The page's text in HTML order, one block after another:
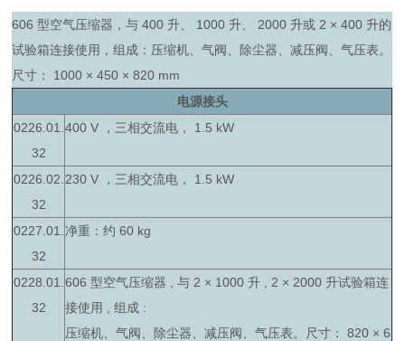
606 型空气压缩器，与 400 升、 1000 升、 2000 升或 2 × 400 升的
试验箱连接使用，组成：压缩机、气阀、除尘器、减压阀、气压表。
尺寸： 1000 × 450 × 820 mm
电源接头
0226.01.
32
400 V ，三相交流电， 1.5 kW
0226.02.
32
230 V ，三相交流电， 1.5 kW
0227.01.
32
净重：约 60 kg
0228.01.
32
606 型空气压缩器 , 与 2 × 1000 升 , 2 × 2000 升试验箱连
接使用 , 组成 :
压缩机、气阀、除尘器、减压阀、气压表。尺寸： 820 × 6